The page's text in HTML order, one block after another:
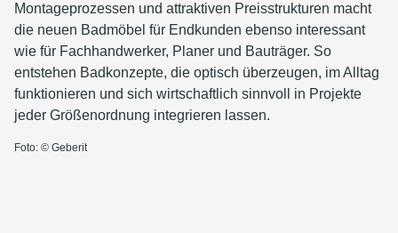
Montageprozessen und attraktiven Preisstrukturen macht
die neuen Badmöbel für Endkunden ebenso interessant
wie für Fachhandwerker, Planer und Bauträger. So
entstehen Badkonzepte, die optisch überzeugen, im Alltag
funktionieren und sich wirtschaftlich sinnvoll in Projekte
jeder Größenordnung integrieren lassen.
Foto: © Geberit